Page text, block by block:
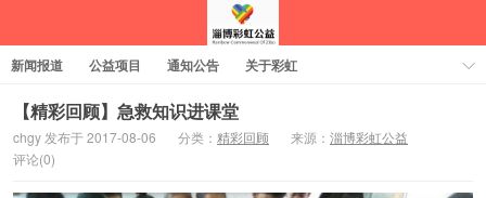
新闻报道 公益项目 通知公告 关于彩虹
【精彩回顾】急救知识进课堂
chgy 发布于 2017-08-06 分类： 精彩回顾 来源： 淄博彩虹公益
评论(0)